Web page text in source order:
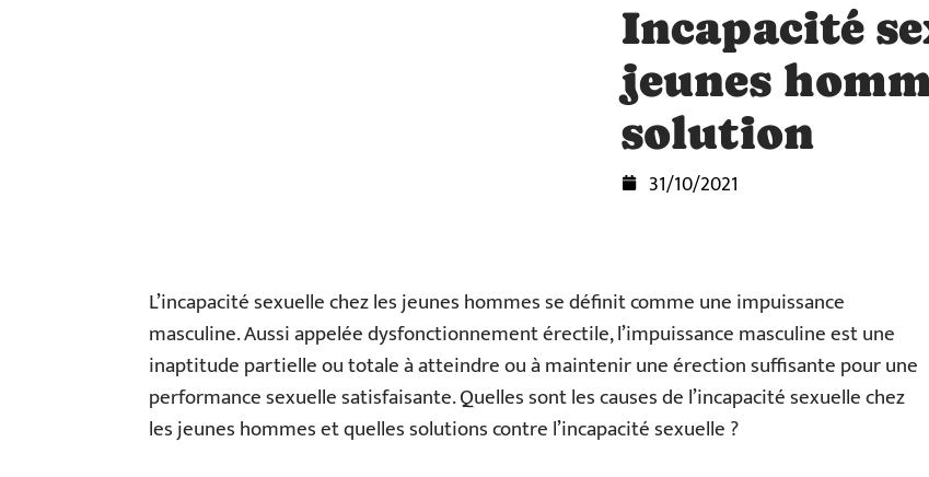
Incapacité
jeunes
solution
31/10/2021
L’incapacité sexuelle chez les jeunes hommes se définit comme une impuissance
masculine. Aussi appelée dysfonctionnement érectile, l’impuissance masculine est une
inaptitude partielle ou totale à atteindre ou à maintenir une érection suffisante pour une
performance sexuelle satisfaisante. Quelles sont les causes de l’incapacité sexuelle chez
les jeunes hommes et quelles solutions contre l’incapacité sexuelle ?